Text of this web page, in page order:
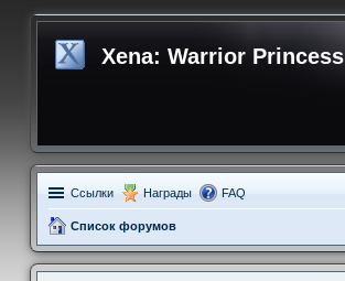
Xena: Warrior Princess
Ссылки Награды FAQ
Список форумов